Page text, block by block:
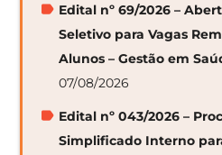
Edital nº 69/2026 –
Seletivo para Vagas
Alunos – Gestão em
07/08/2026
Edital nº 043/2026 –
Simplificado Interno